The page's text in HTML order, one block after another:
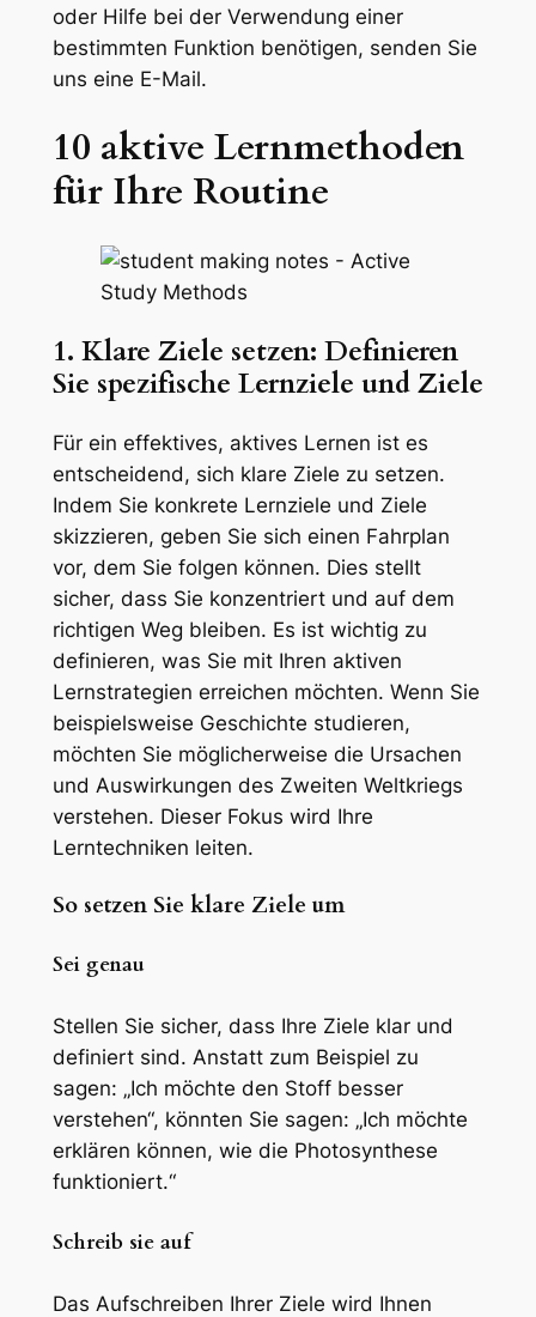
oder Hilfe bei der Verwendung einer
bestimmten Funktion benötigen, senden Sie
uns eine E-Mail.
10 aktive Lernmethoden
für Ihre Routine
1. Klare Ziele setzen: Definieren
Sie spezifische Lernziele und Ziele
Für ein effektives, aktives Lernen ist es
entscheidend, sich klare Ziele zu setzen.
Indem Sie konkrete Lernziele und Ziele
skizzieren, geben Sie sich einen Fahrplan
vor, dem Sie folgen können. Dies stellt
sicher, dass Sie konzentriert und auf dem
richtigen Weg bleiben. Es ist wichtig zu
definieren, was Sie mit Ihren aktiven
Lernstrategien erreichen möchten. Wenn Sie
beispielsweise Geschichte studieren,
möchten Sie möglicherweise die Ursachen
und Auswirkungen des Zweiten Weltkriegs
verstehen. Dieser Fokus wird Ihre
Lerntechniken leiten.
So setzen Sie klare Ziele um
Sei genau
Stellen Sie sicher, dass Ihre Ziele klar und
definiert sind. Anstatt zum Beispiel zu
sagen: „Ich möchte den Stoff besser
verstehen“, könnten Sie sagen: „Ich möchte
erklären können, wie die Photosynthese
funktioniert.“
Schreib sie auf
Das Aufschreiben Ihrer Ziele wird Ihnen